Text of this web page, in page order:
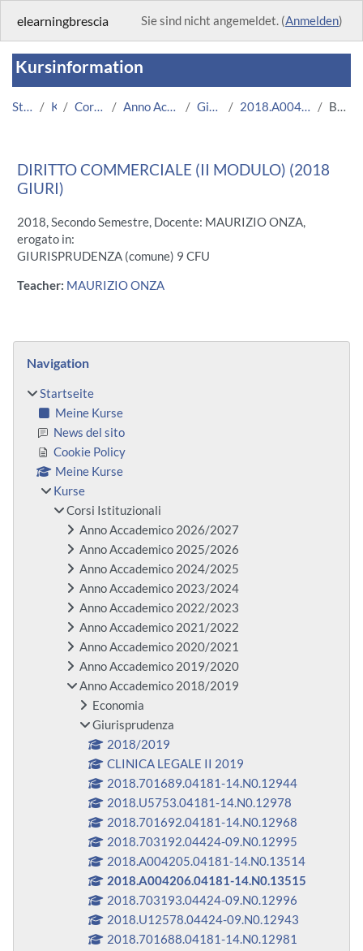
elearningbrescia Sie sind nicht angemeldet. (Anmelden)
Kursinformation
Startseite Kurse Corsi Istituzionali Anno Accademico 2018/2019 Giurisprudenza 2018.A004206.04181-14.N0.13515 Beschreibung
DIRITTO COMMERCIALE (II MODULO) (2018
GIURI)
2018, Secondo Semestre, Docente: MAURIZIO ONZA,
erogato in:
GIURISPRUDENZA (comune) 9 CFU
Teacher: MAURIZIO ONZA
Blöcke
Navigation
Startseite
Meine Kurse
News del sito
Cookie Policy
Meine Kurse
Kurse
Corsi Istituzionali
Anno Accademico 2026/2027
Anno Accademico 2025/2026
Anno Accademico 2024/2025
Anno Accademico 2023/2024
Anno Accademico 2022/2023
Anno Accademico 2021/2022
Anno Accademico 2020/2021
Anno Accademico 2019/2020
Anno Accademico 2018/2019
Economia
Giurisprudenza
2018/2019
CLINICA LEGALE II 2019
2018.701689.04181-14.N0.12944
2018.U5753.04181-14.N0.12978
2018.701692.04181-14.N0.12968
2018.703192.04424-09.N0.12995
2018.A004205.04181-14.N0.13514
2018.A004206.04181-14.N0.13515
2018.703193.04424-09.N0.12996
2018.U12578.04424-09.N0.12943
2018.701688.04181-14.N0.12981